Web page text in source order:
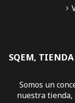
SQEM,
Somos un
nuestra tienda,